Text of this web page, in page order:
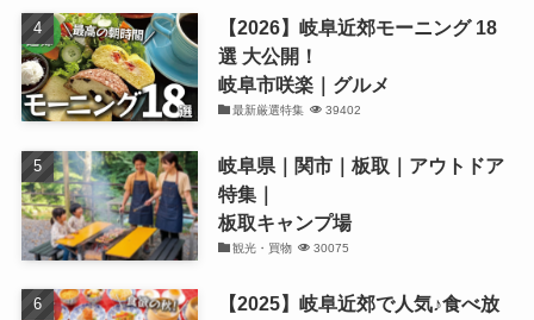
【2026】岐阜近郊モーニング 18
選 大公開！
岐阜市咲楽｜グルメ
最新厳選特集 39402
岐阜県｜関市｜板取｜アウトドア
特集｜
板取キャンプ場
観光・買物 30075
【2025】岐阜近郊で人気♪食べ放